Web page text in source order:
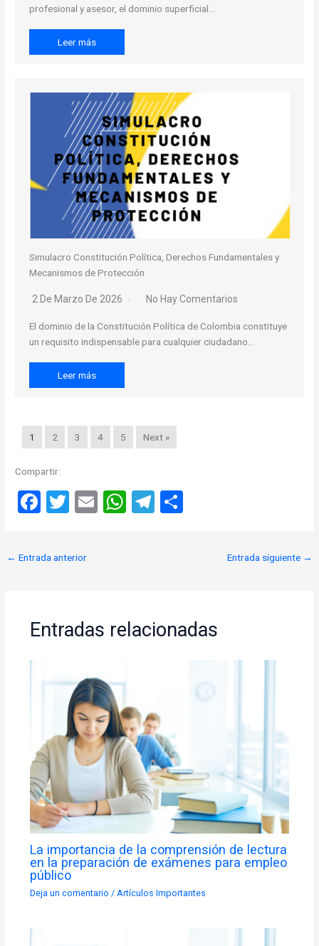
profesional y asesor, el dominio superficial…
Leer más
Simulacro Constitución Política, Derechos Fundamentales y
Mecanismos de Protección
2 De Marzo De 2026 No Hay Comentarios
El dominio de la Constitución Política de Colombia constituye
un requisito indispensable para cualquier ciudadano…
Leer más
1 2 3 4 5 Next »
Compartir:
F
ce
b
k
T
tt
er
E
W
p
p
T
m
tir
← Entrada anterior Entrada siguiente →
Entradas relacionadas
La importancia de la comprensión de lectura
en la preparación de exámenes para empleo
público
Deja un comentario / Artículos Importantes